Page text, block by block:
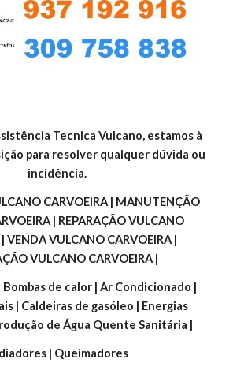
Tecnica Vulcano, estamos à
para resolver qualquer dúvida ou
incidência.
CARVOEIRA | MANUTENÇÃO
| REPARAÇÃO VULCANO
VENDA VULCANO CARVOEIRA |
VULCANO CARVOEIRA |
Bombas de calor | Ar Condicionado |
| Caldeiras de gasóleo | Energias
de Água Quente Sanitária |
| Queimadores